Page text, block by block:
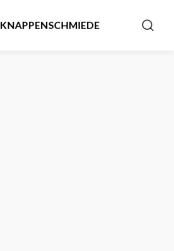
KNAPPENSCHMIEDE